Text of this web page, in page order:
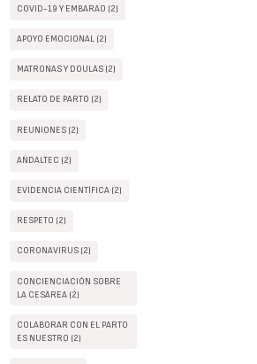
COVID-19 Y EMBARAO (2)
APOYO EMOCIONAL (2)
MATRONAS Y DOULAS (2)
RELATO DE PARTO (2)
REUNIONES (2)
ANDALTEC (2)
EVIDENCIA CIENTÍFICA (2)
RESPETO (2)
CORONAVIRUS (2)
CONCIENCIACIÓN SOBRE
LA CESÁREA (2)
COLABORAR CON EL PARTO
ES NUESTRO (2)